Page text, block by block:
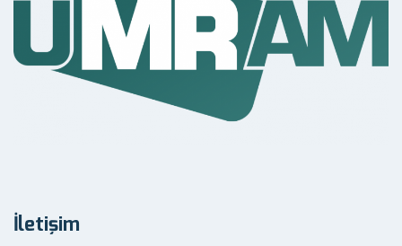
İletişim